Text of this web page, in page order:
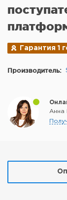
Гарантия 1
Производитель:
Анна